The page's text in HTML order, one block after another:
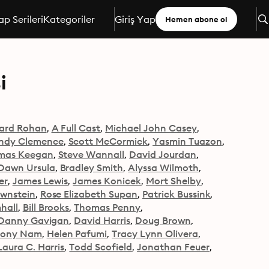
SerileriKategoriler Giriş Yap Hemen abone ol
Rohan A Full Cast Michael John Casey
Clemence Scott McCormick Yasmin Tuazon
Keegan Steve Wannall David Jourdan
Ursula Bradley Smith Alyssa Wilmoth
James Lewis James Konicek Mort Shelby
Rose Elizabeth Supan Patrick Bussink
Bill Brooks Thomas Penny
Gavigan David Harris Doug Brown
Nam Helen Pafumi Tracy Lynn Olivera
C. Harris Todd Scofield Jonathan Feuer